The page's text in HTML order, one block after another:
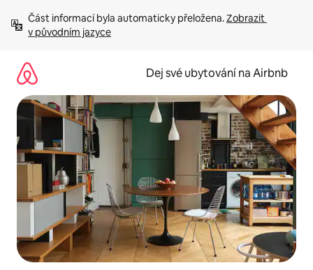
obsah
Část informací byla automaticky přeložena. Zobrazit
v původním jazyce
Dej své ubytování na Airbnb